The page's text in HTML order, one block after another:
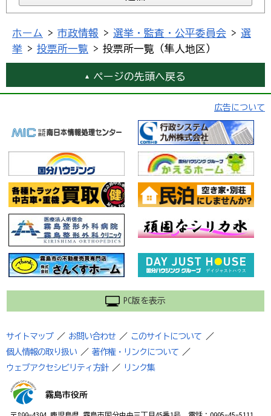
ホーム > 市政情報 > 選挙・監査・公平委員会 > 選
挙 > 投票所一覧 > 投票所一覧（隼人地区）
ページの先頭へ戻る
広告について
PC版を表示
サイトマップ ／ お問い合わせ ／ このサイトについて
／
個人情報の取り扱い
／ 著作権・リンクについて
／
ウェブアクセシビリティ方針
／ リンク集
霧島市役所
〒899-4394 鹿児島県 霧島市国分中央三丁目45番1号 電話：0995-45-5111